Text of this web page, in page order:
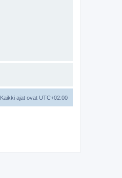
Kaikki ajat ovat UTC+02:00